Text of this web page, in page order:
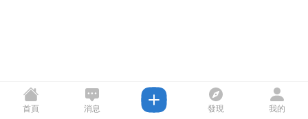
首頁 消息 發現 我的